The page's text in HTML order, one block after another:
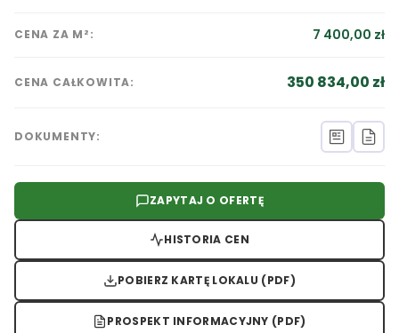
CENA ZA M²: 7 400,00 zł
CENA CAŁKOWITA: 350 834,00 zł
DOKUMENTY:
ZAPYTAJ O OFERTĘ
HISTORIA CEN
POBIERZ KARTĘ LOKALU (PDF)
PROSPEKT INFORMACYJNY (PDF)